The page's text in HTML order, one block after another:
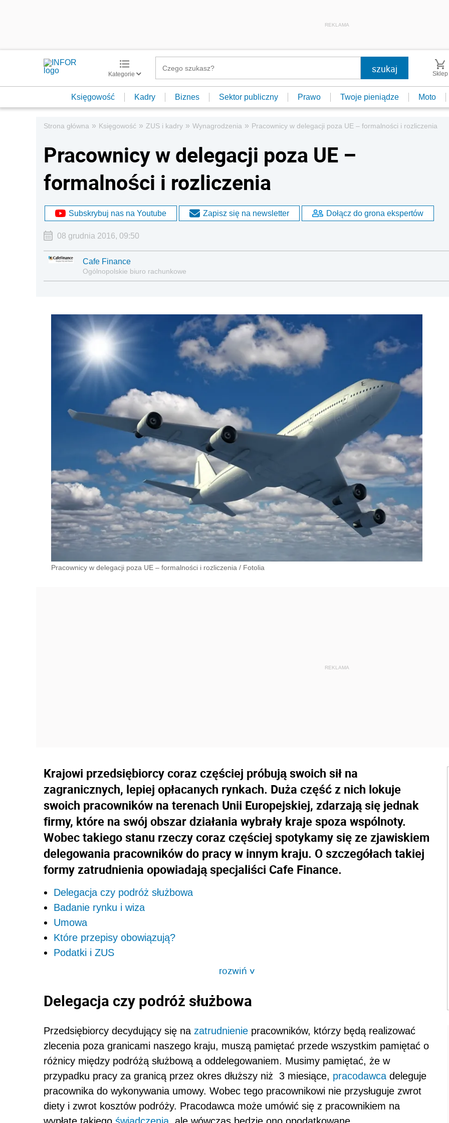
REKLAMA
Kategorie Sklep
Księgowość Kadry Biznes Sektor publiczny Prawo Twoje pieniądze Moto
Strona główna » Księgowość » ZUS i kadry » Wynagrodzenia » Pracownicy w delegacji poza UE – formalności i rozliczenia
Pracownicy w delegacji poza UE –
formalności i rozliczenia
Subskrybuj nas na Youtube Zapisz się na newsletter Dołącz do grona ekspertów
08 grudnia 2016, 09:50
Cafe Finance
Ogólnopolskie biuro rachunkowe
Pracownicy w delegacji poza UE – formalności i rozliczenia / Fotolia
Krajowi przedsiębiorcy coraz częściej próbują swoich sił na
zagranicznych, lepiej opłacanych rynkach. Duża część z nich lokuje
swoich pracowników na terenach Unii Europejskiej, zdarzają się jednak
firmy, które na swój obszar działania wybrały kraje spoza wspólnoty.
Wobec takiego stanu rzeczy coraz częściej spotykamy się ze zjawiskiem
delegowania pracowników do pracy w innym kraju. O szczegółach takiej
formy zatrudnienia opowiadają specjaliści Cafe Finance.
Delegacja czy podróż służbowa
Badanie rynku i wiza
Umowa
Które przepisy obowiązują?
Podatki i ZUS
rozwiń>
Delegacja czy podróż służbowa
Przedsiębiorcy decydujący się na zatrudnienie pracowników, którzy będą realizować
zlecenia poza granicami naszego kraju, muszą pamiętać przede wszystkim pamiętać o
różnicy między podróżą służbową a oddelegowaniem. Musimy pamiętać, że w
przypadku pracy za granicą przez okres dłuższy niż 3 miesiące, pracodawca deleguje
pracownika do wykonywania umowy. Wobec tego pracownikowi nie przysługuje zwrot
diety i zwrot kosztów podróży. Pracodawca może umówić się z pracownikiem na